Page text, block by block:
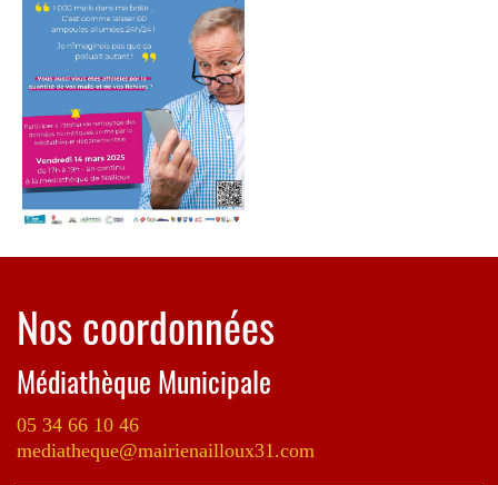
Nos coordonnées
Médiathèque Municipale
05 34 66 10 46
mediatheque@mairienailloux31.com